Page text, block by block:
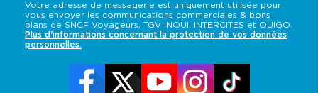
Votre adresse de messagerie est uniquement utilisée pour
vous envoyer les communications commerciales & bons
plans de SNCF Voyageurs, TGV INOUI, INTERCITES et OUIGO.
Plus d'informations concernant la protection de vos données
personnelles.